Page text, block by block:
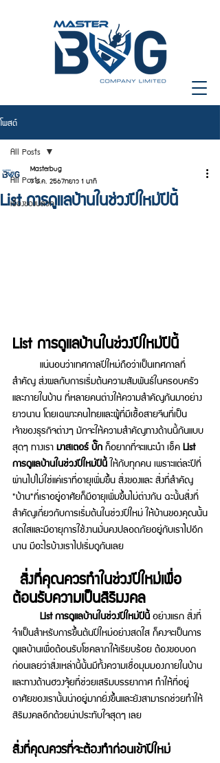
โพสต์
All Posts
เรื่องของปลวก
All Posts
List การดูแลบ้านในช่วงปีใหม่ปีนี้
Masterbug
7 ธ.ค. 2567 ยาว 1 นาที
List การดูแลบ้านในช่วงปีใหม่ปีนี้
สำคัญ ส่งผลกับการเริ่มต้นความสัมพันธ์ในครอบครัว
และภายในบ้าน ที่หลายคนต่างให้ความสำคัญกันมาอย่าง
ยาวนาน โดยเฉพาะคนไทยและผู้ที่มีเชื้อสายจีนที่เป็น
เจ้าของธุรกิจต่างๆ มักจะให้ความสำคัญทางด้านนี้กันแบบ
สุดๆ ทางเรา มาสเตอร์ บั๊ก ก็อยากที่จะแนะนำ เช็ค List
การดูแลบ้านในช่วงปีใหม่ปีนี้ ให้กับทุกคน เพราะแต่ละปีที่
ผ่านไปไม่ใช่แค่เราที่อายุเพิ่มขึ้น สิ่งของและ สิ่งที่สำคัญ
"บ้าน"ที่เราอยู่อาศัยก็มีอายุเพิ่มขึ้นไม่ต่างกัน ฉะนั้นสิ่งที่
สำคัญเกี่ยวกับการเริ่มต้นในช่วงปีใหม่ ให้บ้านของคุณนั้น
สดใสและมีอายุการใช้งานมั่นคงปลอดภัยอยู่กับเราไปอีก
นาน มีอะไรบ้างเราไปเริ่มดูกันเลย
สิ่งที่คุณควรทำในช่วงปีใหม่เพื่อ
ต้อนรับความเป็นสิริมงคล
List การดูแลบ้านในช่วงปีใหม่ปีนี้ อย่างแรก สิ่งที่
จำเป็นสำหรับการขึ้นต้นปีใหม่อย่างสดใส ก็คงจะเป็นการ
ดูแลบ้านเพื่อต้อนรับโชคลาภให้เรียบร้อย ต้องขอบอก
ก่อนเลยว่าสิ่งเหล่านี้นั้นมีทั้งความเชื่อมุมมองภายในบ้าน
และทางด้านฮวงจุ้ยที่ช่วยเสริมบรรยากาศ ทำให้ที่อยู่
อาศัยของเรานั้นน่าอยู่มากยิ่งขึ้นและยังสามารถช่วยทำให้
สิริมงคลอีกด้วยน่าประทับใจสุดๆ เลย
สิ่งที่คุณควรที่จะต้องทำก่อนเข้าปีใหม่